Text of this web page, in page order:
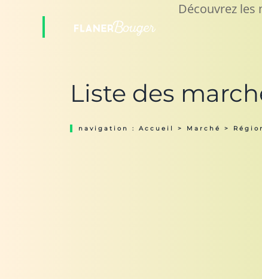
Découvrez
Liste des
navigation : Accueil > Marché >